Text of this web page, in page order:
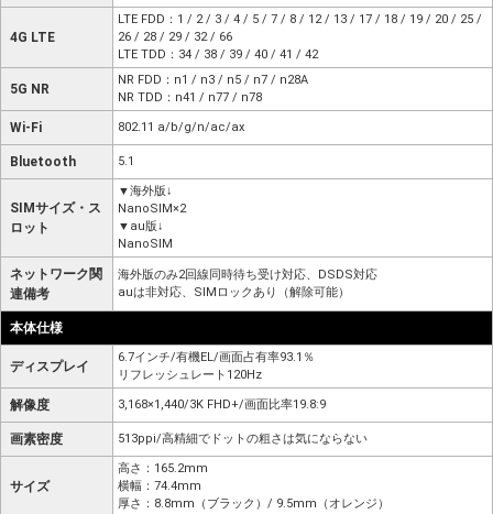
4G LTE
LTE FDD：1 / 2 / 3 / 4 / 5 / 7 / 8 / 12 / 13 / 17 / 18 / 19 / 20 / 25 /
26 / 28 / 29 / 32 / 66
LTE TDD：34 / 38 / 39 / 40 / 41 / 42
5G NR
NR FDD：n1 / n3 / n5 / n7 / n28A
NR TDD：n41 / n77 / n78
Wi-Fi 802.11 a/b/g/n/ac/ax
Bluetooth 5.1
SIMサイズ・ス
ロット
▼海外版↓
NanoSIM×2
▼au版↓
NanoSIM
ネットワーク関
連備考
海外版のみ2回線同時待ち受け対応、DSDS対応
auは非対応、SIMロックあり（解除可能）
本体仕様
ディスプレイ
6.7インチ/有機EL/画面占有率93.1％
リフレッシュレート120Hz
解像度 3,168×1,440/3K FHD+/画面比率19.8:9
画素密度 513ppi/高精細でドットの粗さは気にならない
サイズ
高さ：165.2mm
横幅：74.4mm
厚さ：8.8mm（ブラック）/ 9.5mm（オレンジ）